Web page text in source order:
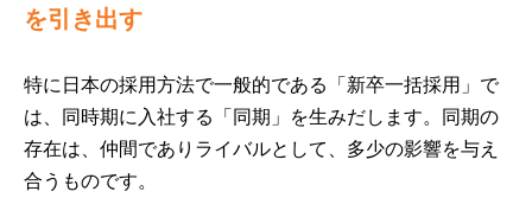
を引き出す
特に日本の採用方法で一般的である「新卒一括採用」で
は、同時期に入社する「同期」を生みだします。同期の
存在は、仲間でありライバルとして、多少の影響を与え
合うものです。